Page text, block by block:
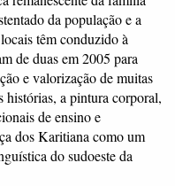
da população e a
têm conduzido à
de duas em 2005 para
e valorização de muitas
histórias, a pintura corporal,
de ensino e
dos Karitiana como um
do sudoeste da